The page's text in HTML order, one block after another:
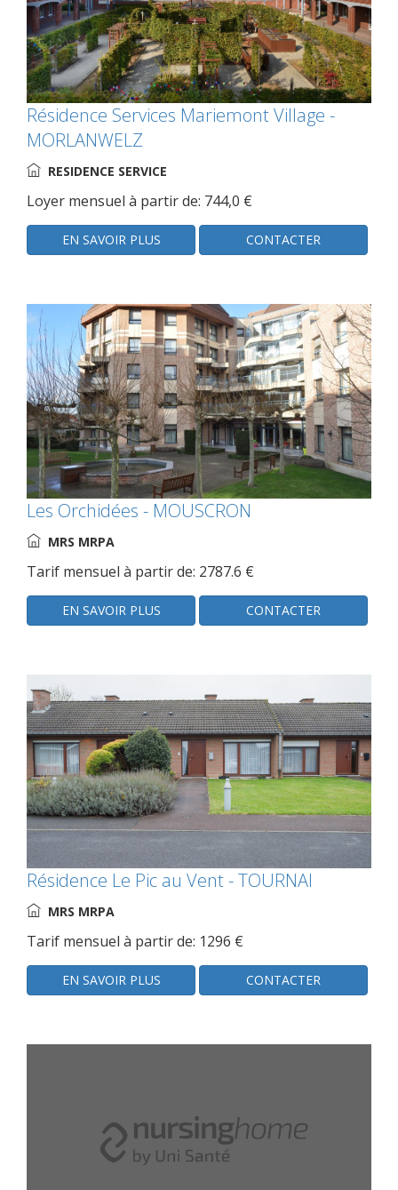
Résidence Services Mariemont Village -
MORLANWELZ
RESIDENCE SERVICE
Loyer mensuel à partir de: 744,0 €
EN SAVOIR PLUS CONTACTER
Les Orchidées - MOUSCRON
MRS MRPA
Tarif mensuel à partir de: 2787.6 €
EN SAVOIR PLUS CONTACTER
Résidence Le Pic au Vent - TOURNAI
MRS MRPA
Tarif mensuel à partir de: 1296 €
EN SAVOIR PLUS CONTACTER